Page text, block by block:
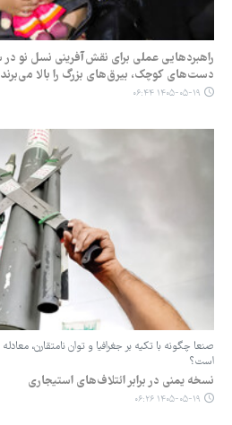
راهبردهایی عملی برای نقش‌آفرینی نسل نو
دست‌های کوچک، بیرق‌های بزرگ را بالا می‌برند
۱۴۰۵-۰۵-۱۹ ۰۶:۴۴
صنعا چگونه با تکیه بر جغرافیا و توان نامتقارن، معادله
است؟
نسخه یمنی در برابر ائتلاف‌های استیجاری
۱۴۰۵-۰۵-۱۹ ۰۶:۲۶